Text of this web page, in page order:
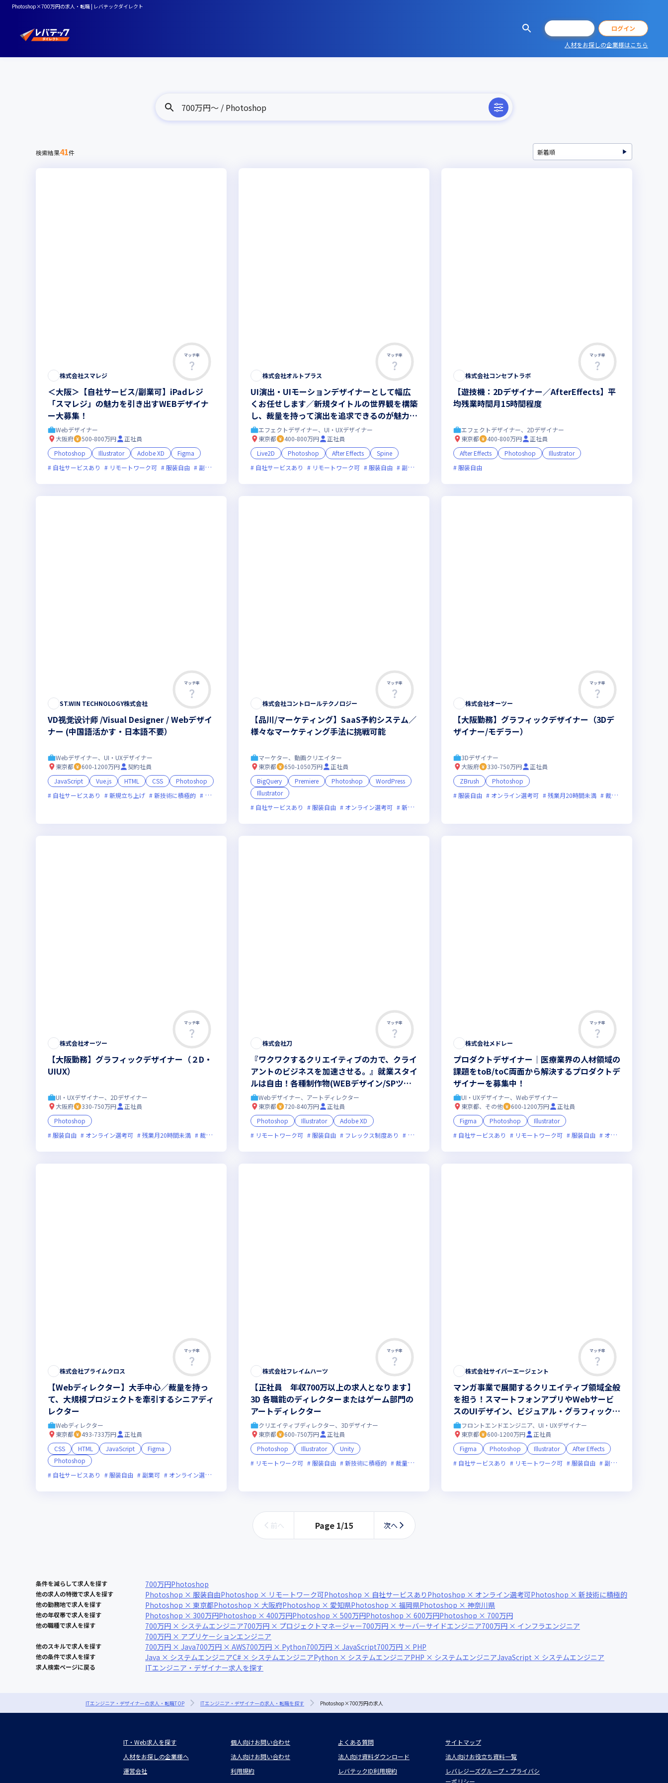
Photoshop×700万円の求人・転職 | レバテックダイレクト
ログイン
人材をお探しの企業様はこちら
700万円〜 / Photoshop
検索結果41件
マッチ率
株式会社スマレジ
＜大阪＞【自社サービス/副業可】iPadレジ
「スマレジ」の魅力を引き出すWEBデザイナ
ー大募集！
Webデザイナー
大阪府
500-800万円
正社員
Photoshop
Illustrator Adobe XD
Figma
自社サービスあり
リモートワーク可 服装自由 副業可 オンライン選考可 残業月20時間未満 上場企業
マッチ率
株式会社オルトプラス
UI演出・UIモーションデザイナーとして幅広
くお任せします／新規タイトルの世界観を構築
し、裁量を持って演出を追求できるのが魅力で
すエフェクトデザイナー、UI・UXデザイナー
東京都
400-800万円
正社員
Live2D
Photoshop After Effects
Spine
自社サービスあり
リモートワーク可 服装自由 副業可 オンライン選考可
マッチ率
株式会社コンセプトラボ
【遊技機：2Dデザイナー／AfterEffects】平
均残業時間⽉15時間程度
エフェクトデザイナー、2Dデザイナー
東京都
400-800万円
正社員
After Effects
Photoshop
Illustrator
服装自由
マッチ率
ST.WIN TECHNOLOGY株式会社
VD视觉设计师 /Visual Designer / Webデザイ
ナー (中国語活かす・日本語不要）
Webデザイナー、UI・UXデザイナー
東京都
600-1200万円
契約社員
JavaScript
Vue.js HTML CSS
Photoshop
自社サービスあり
新規立ち上げ 新技術に積極的 面接1回 グローバル展開 女性エンジニアが活躍中
マッチ率
株式会社コントロールテクノロジー
【品川/マーケティング】SaaS予約システム／
様々なマーケティング手法に挑戦可能
マーケター、動画クリエイター
東京都
650-1050万円
正社員
BigQuery
Premiere Photoshop
WordPress
Illustrator
自社サービスあり
服装自由 オンライン選考可 新技術に積極的
マッチ率
株式会社オーツー
【大阪勤務】グラフィックデザイナー（3Dデ
ザイナー/モデラー）
3Dデザイナー
大阪府
330-750万円
正社員
ZBrush
Photoshop
服装自由
オンライン選考可 残業月20時間未満 裁量労働制あり
マッチ率
株式会社オーツー
【大阪勤務】グラフィックデザイナー（２D・
UIUX）
UI・UXデザイナー、2Dデザイナー
大阪府
330-750万円
正社員
Photoshop
服装自由
オンライン選考可 残業月20時間未満 裁量労働制あり
マッチ率
株式会社刀
『ワクワクするクリエイティブの力で、クライ
アントのビジネスを加速させる。』就業スタイ
ルは自由！各種制作物(WEBデザイン/SPツー
ル/広告バナー/パッケージ等)
Webデザイナー、アートディレクター
東京都
720-840万円
正社員
Photoshop
Illustrator
Adobe XD
リモートワーク可
服装自由 フレックス制度あり 新規立ち上げ 新技術に積極的 ベンチャー企業 裁量労働制あり
マッチ率
株式会社メドレー
プロダクトデザイナー｜医療業界の人材領域の
課題をtoB/toC両面から解決するプロダクトデ
ザイナーを募集中！
UI・UXデザイナー、Webデザイナー
東京都、その他
600-1200万円
正社員
Figma
Photoshop
Illustrator
自社サービスあり
リモートワーク可 服装自由 オンライン選考可
マッチ率
株式会社プライムクロス
【Webディレクター】大手中心／裁量を持っ
て、大規模プロジェクトを牽引するシニアディ
レクター
Webディレクター
東京都
493-733万円
正社員
CSS
HTML JavaScript
Figma
Photoshop
自社サービスあり
服装自由 副業可 オンライン選考可
マッチ率
株式会社フレイムハーツ
【正社員 年収700万以上の求人となります】
3D 各職能のディレクターまたはゲーム部門の
アートディレクター
クリエイティブディレクター、3Dデザイナー
東京都
600-750万円
正社員
Photoshop
Illustrator
Unity
リモートワーク可
服装自由 新技術に積極的 裁量労働制あり
マッチ率
株式会社サイバーエージェント
マンガ事業で展開するクリエイティブ領域全般
を担う！スマートフォンアプリやWebサービ
スのUIデザイン、ビジュアル・グラフィックデ
ザインをお任せ／Figma、ProtopieなどUIツ
ールの実務経験が活かせます
フロントエンドエンジニア、UI・UXデザイナー
東京都
600-1200万円
正社員
Figma
Photoshop Illustrator
After Effects
自社サービスあり
リモートワーク可 服装自由 副業可
前へ Page 1/15 次へ
条件を減らして求人を探す 700万円Photoshop
他の求人の特徴で求人を探す Photoshop × 服装自由Photoshop × リモートワーク可Photoshop × 自社サービスあり Photoshop × オンライン選考可Photoshop × 新技術に積極的
他の勤務地で求人を探す Photoshop × 東京都Photoshop × 大阪府Photoshop × 愛知県Photoshop × 福岡県Photoshop × 神奈川県
他の年収帯で求人を探す Photoshop × 300万円Photoshop × 400万円Photoshop × 500万円Photoshop × 600万円Photoshop × 700万円
他の職種で求人を探す 700万円 × システムエンジニア700万円 × プロジェクトマネージャー700万円 × サーバーサイドエンジニア700万円 × インフラエンジニア
700万円 × アプリケーションエンジニア
他のスキルで求人を探す 700万円 × Java700万円 × AWS700万円 × Python700万円 × JavaScript700万円 × PHP
他の条件で求人を探す Java × システムエンジニアC# × システムエンジニアPython × システムエンジニアPHP × システムエンジニアJavaScript × システムエンジニア
求人検索ページに戻る ITエンジニア・デザイナー求人を探す
ITエンジニア・デザイナーの求人・転職TOP ITエンジニア・デザイナーの求人・転職を探す Photoshop×700万円の求人
IT・Web求人を探す 個人向けお問い合わせ よくある質問
サイトマップ
人材をお探しの企業様へ
法人向けお問い合わせ 法人向け資料ダウンロード
法人向けお役立ち資料一覧
運営会社
利用規約 レバテックID利用規約
レバレジーズグループ・プライバシ
ーポリシー